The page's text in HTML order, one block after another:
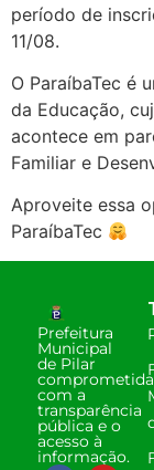
período de
11/08.
O ParaíbaTec é
da Educação,
acontece em
Familiar e
Aproveite essa
ParaíbaTec
Prefeitura
Municipal
de Pilar
comprometida
com a
transparência
pública e o
acesso à
informação.